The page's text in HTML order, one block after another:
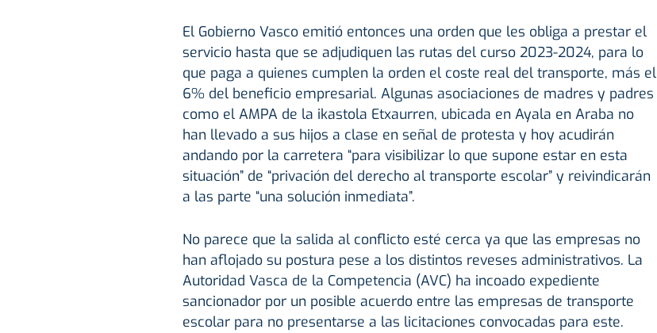
El Gobierno Vasco emitió entonces una orden que les obliga a prestar el
servicio hasta que se adjudiquen las rutas del curso 2023-2024, para lo
que paga a quienes cumplen la orden el coste real del transporte, más el
6% del beneficio empresarial. Algunas asociaciones de madres y padres
como el AMPA de la ikastola Etxaurren, ubicada en Ayala en Araba no
han llevado a sus hijos a clase en señal de protesta y hoy acudirán
andando por la carretera “para visibilizar lo que supone estar en esta
situación” de “privación del derecho al transporte escolar” y reivindicarán
a las parte “una solución inmediata”.
No parece que la salida al conflicto esté cerca ya que las empresas no
han aflojado su postura pese a los distintos reveses administrativos. La
Autoridad Vasca de la Competencia (AVC) ha incoado expediente
sancionador por un posible acuerdo entre las empresas de transporte
escolar para no presentarse a las licitaciones convocadas para este.